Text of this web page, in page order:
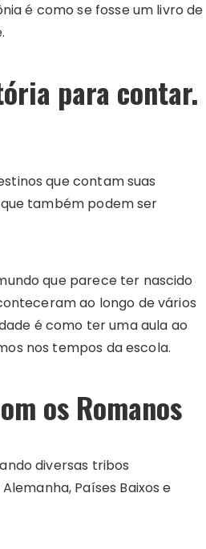
é como se fosse um livro de
para contar.
que contam suas
também podem ser
que parece ter nascido
ao longo de vários
é como ter uma aula ao
nos tempos da escola.
os Romanos
diversas tribos
Países Baixos e